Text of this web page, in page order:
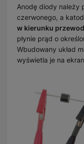
Anodę diody należy
czerwonego, a
w kierunku
płynie prąd o
Wbudowany układ
wyświetla je na